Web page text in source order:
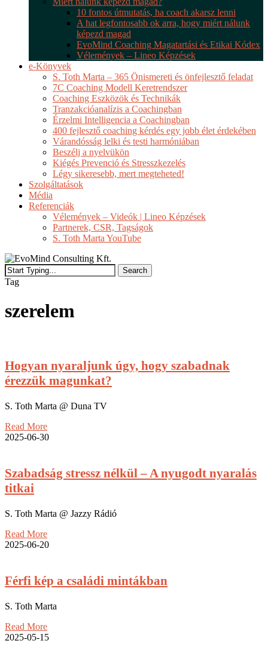
10 fontos útmutatás, ha coach akarsz lenni
A hat legfontosabb ok arra, hogy miért nálunk
képezd magad
EvoMind Coaching Magatartási és Etikai Kódex
Vélemények – Lineo Képzések
e-Könyvek
S. Toth Marta – 365 Önismereti és önfejlesztő feladat
7C Coaching Modell Keretrendszer
Coaching Eszközök és Technikák
Tranzakcióanalízis a Coachingban
Érzelmi Intelligencia a Coachingban
400 fejlesztő coaching kérdés egy jobb élet érdekében
Várandósság lelki és testi harmóniában
Beszélj a nyelvükön
Kiégés Prevenció és Stresszkezelés
Légy sikeresebb, mert megteheted!
Szolgáltatások
Média
Referenciák
Vélemények – Videók | Lineo Képzések
Partnerek, CSR, Tagságok
S. Toth Marta YouTube
Search
Close
Tag
szerelem
Hogyan nyaraljunk úgy, hogy szabadnak
érezzük magunkat?
S. Toth Marta @ Duna TV
Read More
2025-06-30
Szabadság stressz nélkül – A nyugodt nyaralás
titkai
S. Toth Marta @ Jazzy Rádió
Read More
2025-06-20
Férfi kép a családi mintákban
S. Toth Marta
Read More
2025-05-15